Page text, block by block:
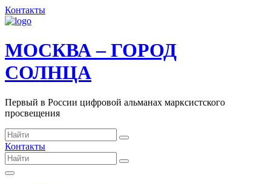
Контакты
МОСКВА – ГОРОД
СОЛНЦА
Первый в России цифровой альманах марксистского
просвещения
Контакты